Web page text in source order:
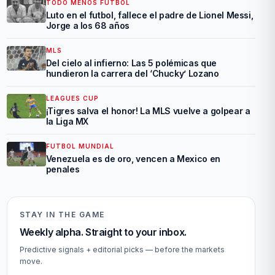
TODO MENOS FUTBOL
Luto en el futbol, fallece el padre de Lionel Messi,
Jorge a los 68 años
MLS
Del cielo al infierno: Las 5 polémicas que
hundieron la carrera del ‘Chucky’ Lozano
LEAGUES CUP
¡Tigres salva el honor! La MLS vuelve a golpear a
la Liga MX
FUTBOL MUNDIAL
Venezuela es de oro, vencen a Mexico en
penales
STAY IN THE GAME
Weekly alpha. Straight to your inbox.
Predictive signals + editorial picks — before the markets
move.